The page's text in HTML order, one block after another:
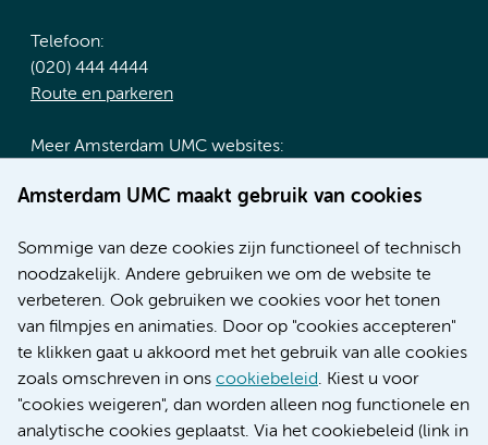
Amsterdam UMC maakt gebruik van cookies
Sommige van deze cookies zijn functioneel of technisch
noodzakelijk. Andere gebruiken we om de website te
verbeteren. Ook gebruiken we cookies voor het tonen
van filmpjes en animaties. Door op "cookies accepteren"
te klikken gaat u akkoord met het gebruik van alle cookies
zoals omschreven in ons cookiebeleid. Kiest u voor
"cookies weigeren", dan worden alleen nog functionele en
analytische cookies geplaatst. Via het cookiebeleid (link in
Telefoon:
(020) 444 4444
Route en parkeren
Meer Amsterdam UMC websites:
Werken bij Amsterdam UMC
Nieuws
Research
Educatie locatie AMC
Educatie locatie VUmc
Verwijzen & diagnostiek